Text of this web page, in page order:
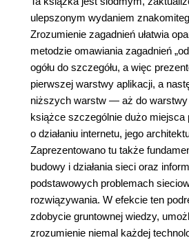
ulepszonym wydaniem
Zrozumienie zagadnień ułatwia
metodzie omawiania zagadnień
ogółu do szczegółu, a więc
pierwszej warstwy aplikacji, a
niższych warstw — aż do
książce szczególnie dużo miejsca
o działaniu internetu, jego
Zaprezentowano tu także
budowy i działania sieci oraz
podstawowych problemach
rozwiązywania. W efekcie ten
zdobycie gruntownej wiedzy,
zrozumienie niemal każdej